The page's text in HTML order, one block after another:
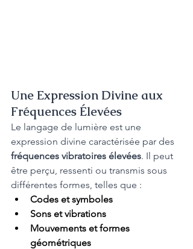
Une Expression Divine aux
Fréquences Élevées
Le langage de lumière est une
expression divine caractérisée par des
fréquences vibratoires élevées. Il peut
être perçu, ressenti ou transmis sous
différentes formes, telles que :
Codes et symboles
Sons et vibrations
Mouvements et formes
géométriques